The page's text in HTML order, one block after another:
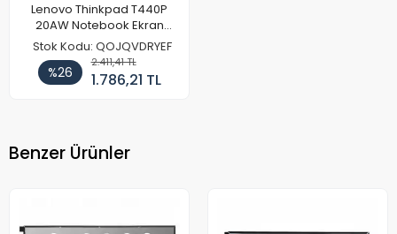
Lenovo Thinkpad T440P
20AW Notebook Ekran
Paneli HD+
Stok Kodu: QOJQVDRYEF
%26
2.411,41 TL
1.786,21 TL
Benzer Ürünler